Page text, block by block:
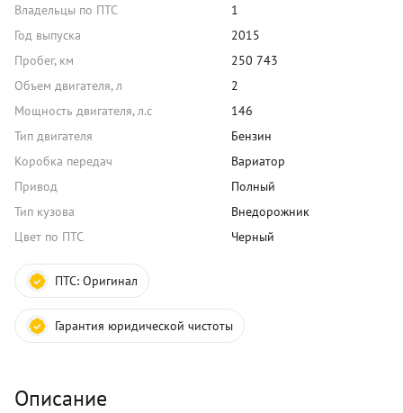
Владельцы по ПТС
1
Год выпуска
2015
Пробег, км
250 743
Объем двигателя, л
2
Мощность двигателя, л.с
146
Тип двигателя
Бензин
Коробка передач
Вариатор
Привод
Полный
Тип кузова
Внедорожник
Цвет по ПТС
Черный
ПТС: Оригинал
Гарантия юридической чистоты
Описание